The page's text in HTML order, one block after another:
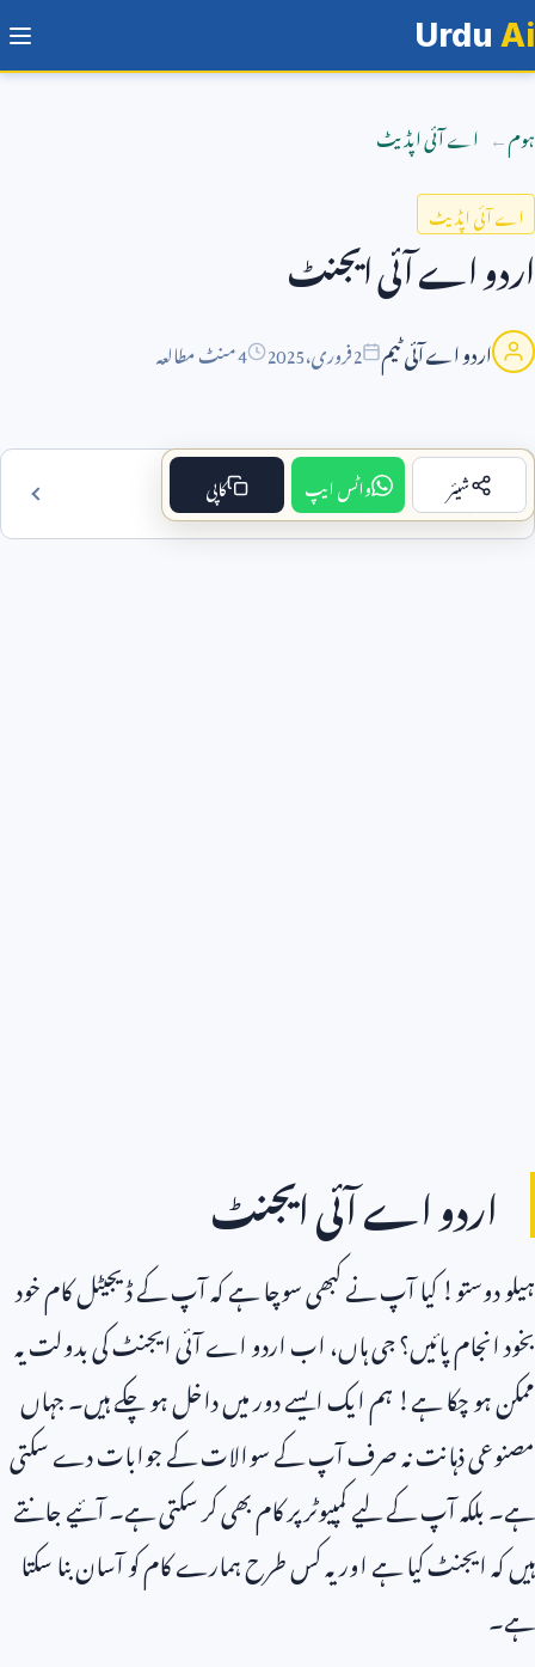
Urdu Ai
ہوم اے آئی اپڈیٹ
اے آئی اپڈیٹ
اردو اے آئی ایجنٹ
اردو اے آئی ٹیم 2فروری،2025 4 منٹ مطالعہ
فہرست مضمون
اردو اے آئی ایجنٹ
ہیلو دوستو! کیا آپ نے کبھی سوچا ہے کہ آپ کے ڈیجیٹل کام خود
بخود انجام پائیں؟ جی ہاں، اب اردو اے آئی ایجنٹ کی بدولت یہ
ممکن ہو چکا ہے! ہم ایک ایسے دور میں داخل ہو چکے ہیں۔ جہاں
مصنوعی ذہانت نہ صرف آپ کے سوالات کے جوابات دے سکتی
ہے۔ بلکہ آپ کے لیے کمپیوٹر پر کام بھی کر سکتی ہے۔ آئیے جانتے
ہیں کہ ایجنٹ کیا ہے اور یہ کس طرح ہمارے کام کو آسان بنا سکتا
ہے۔
شیئر واٹس ایپ کاپی